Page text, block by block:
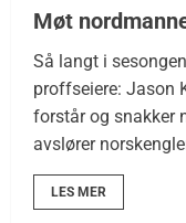
Møt
Så langt i
proffseiere: Jason
forstår og snakker
avslører
LES MER